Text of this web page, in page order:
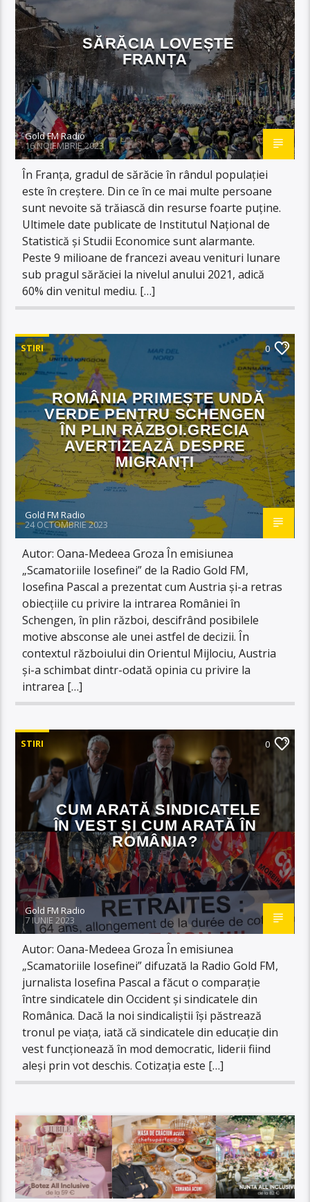
SĂRĂCIA LOVEȘTE
FRANȚA
Gold FM Radio
16 NOIEMBRIE 2023
În Franța, gradul de sărăcie în rândul populației
este în creștere. Din ce în ce mai multe persoane
sunt nevoite să trăiască din resurse foarte puține.
Ultimele date publicate de Institutul Național de
Statistică și Studii Economice sunt alarmante.
Peste 9 milioane de francezi aveau venituri lunare
sub pragul sărăciei la nivelul anului 2021, adică
60% din venitul mediu. […]
STIRI 0
ROMÂNIA PRIMEȘTE UNDĂ
VERDE PENTRU SCHENGEN
ÎN PLIN RĂZBOI.GRECIA
AVERTIZEAZĂ DESPRE
MIGRANȚI
Gold FM Radio
24 OCTOMBRIE 2023
Autor: Oana-Medeea Groza În emisiunea
„Scamatoriile Iosefinei” de la Radio Gold FM,
Iosefina Pascal a prezentat cum Austria și-a retras
obiecțiile cu privire la intrarea României în
Schengen, în plin război, descifrând posibilele
motive absconse ale unei astfel de decizii. În
contextul războiului din Orientul Mijlociu, Austria
și-a schimbat dintr-odată opinia cu privire la
intrarea […]
STIRI 0
CUM ARATĂ SINDICATELE
ÎN VEST ȘI CUM ARATĂ ÎN
ROMÂNIA?
Gold FM Radio
7 IUNIE 2023
Autor: Oana-Medeea Groza În emisiunea
„Scamatoriile Iosefinei” difuzată la Radio Gold FM,
jurnalista Iosefina Pascal a făcut o comparație
între sindicatele din Occident și sindicatele din
Românica. Dacă la noi sindicaliștii își păstrează
tronul pe viața, iată că sindicatele din educație din
vest funcționează în mod democratic, liderii fiind
aleși prin vot deschis. Cotizația este […]